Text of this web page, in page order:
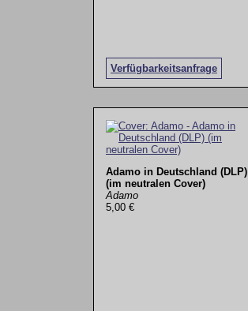
Verfügbarkeitsanfrage
Adamo in Deutschland (DLP)
(im neutralen Cover)
Adamo
5,00 €